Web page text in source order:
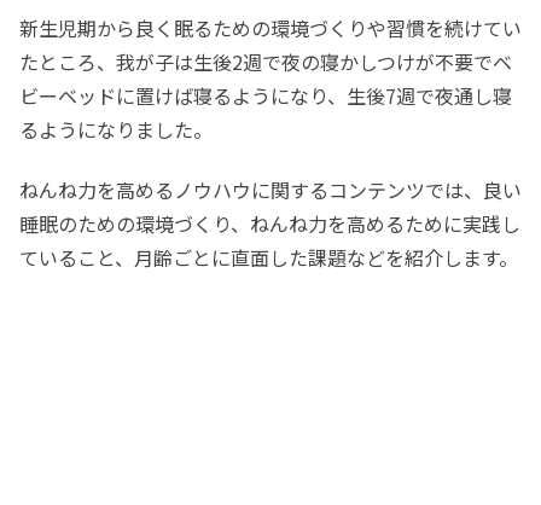
新生児期から良く眠るための環境づくりや習慣を続けてい
たところ、我が子は生後2週で夜の寝かしつけが不要でベ
ビーベッドに置けば寝るようになり、生後7週で夜通し寝
るようになりました。
ねんね力を高めるノウハウに関するコンテンツでは、良い
睡眠のための環境づくり、ねんね力を高めるために実践し
ていること、月齢ごとに直面した課題などを紹介します。